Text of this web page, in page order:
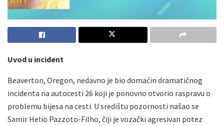
Uvod u incident
Beaverton, Oregon, nedavno je bio domaćin dramatičnog
incidenta na autocesti 26 koji je ponovno otvorio raspravu o
problemu bijesa na cesti. U središtu pozornosti našao se
Samir Helio Pazzoto-Filho, čiji je vozački agresivan potez